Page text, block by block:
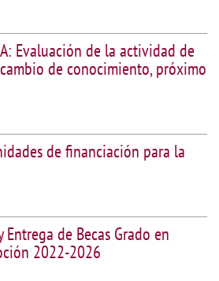
Evaluación de la actividad de
de conocimiento, próximo
de financiación para la
de Becas Grado en
2022-2026